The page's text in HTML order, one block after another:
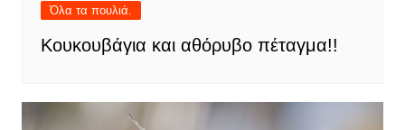
Όλα τα πουλιά.
Κουκουβάγια και αθόρυβο πέταγμα!!